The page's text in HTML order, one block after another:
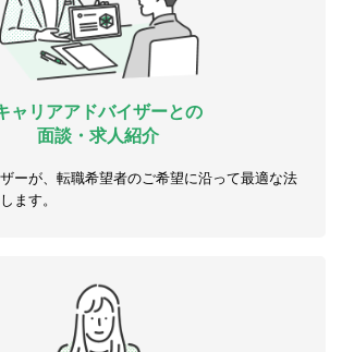
ャリアアドバイザーとの
面談・求人紹介
ーが、転職希望者のご希望に沿って最適な法
ます。